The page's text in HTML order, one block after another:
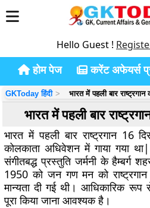
Hello Guest !
होम पेज करेंट अफेयर्स
GKToday हिंदी भारत में पहली बार
भारत में पहली बार
भारत में पहली बार राष्ट्रगान 16
कोलकाता अधिवेशन में गाया गया
संगीतबद्ध प्रस्तुति जर्मनी के हैम्बर्ग
1950 को जन गण मन को
मान्यता दी गई थी। आधिकारिक
पूरा किया जाना आवश्यक है।